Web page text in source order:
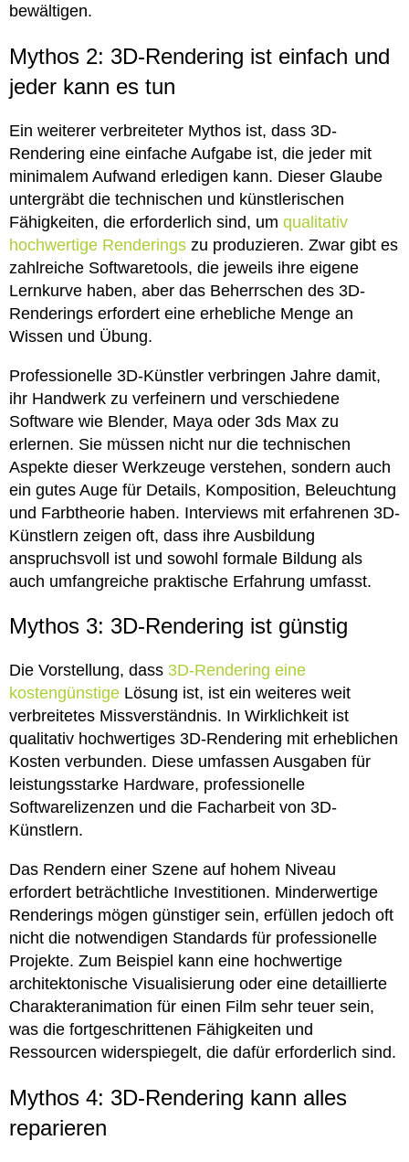
bewältigen.
Mythos 2: 3D-Rendering ist einfach und
jeder kann es tun
Ein weiterer verbreiteter Mythos ist, dass 3D-
Rendering eine einfache Aufgabe ist, die jeder mit
minimalem Aufwand erledigen kann. Dieser Glaube
untergräbt die technischen und künstlerischen
Fähigkeiten, die erforderlich sind, um qualitativ
hochwertige Renderings zu produzieren. Zwar gibt es
zahlreiche Softwaretools, die jeweils ihre eigene
Lernkurve haben, aber das Beherrschen des 3D-
Renderings erfordert eine erhebliche Menge an
Wissen und Übung.
Professionelle 3D-Künstler verbringen Jahre damit,
ihr Handwerk zu verfeinern und verschiedene
Software wie Blender, Maya oder 3ds Max zu
erlernen. Sie müssen nicht nur die technischen
Aspekte dieser Werkzeuge verstehen, sondern auch
ein gutes Auge für Details, Komposition, Beleuchtung
und Farbtheorie haben. Interviews mit erfahrenen 3D-
Künstlern zeigen oft, dass ihre Ausbildung
anspruchsvoll ist und sowohl formale Bildung als
auch umfangreiche praktische Erfahrung umfasst.
Mythos 3: 3D-Rendering ist günstig
Die Vorstellung, dass 3D-Rendering eine
kostengünstige Lösung ist, ist ein weiteres weit
verbreitetes Missverständnis. In Wirklichkeit ist
qualitativ hochwertiges 3D-Rendering mit erheblichen
Kosten verbunden. Diese umfassen Ausgaben für
leistungsstarke Hardware, professionelle
Softwarelizenzen und die Facharbeit von 3D-
Künstlern.
Das Rendern einer Szene auf hohem Niveau
erfordert beträchtliche Investitionen. Minderwertige
Renderings mögen günstiger sein, erfüllen jedoch oft
nicht die notwendigen Standards für professionelle
Projekte. Zum Beispiel kann eine hochwertige
architektonische Visualisierung oder eine detaillierte
Charakteranimation für einen Film sehr teuer sein,
was die fortgeschrittenen Fähigkeiten und
Ressourcen widerspiegelt, die dafür erforderlich sind.
Mythos 4: 3D-Rendering kann alles
reparieren